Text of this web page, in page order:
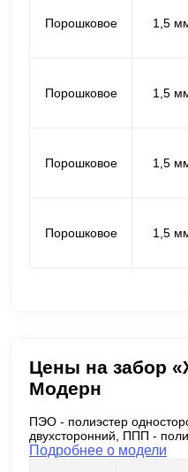
Порошковое 1,5
Порошковое 1,5
Порошковое 1,5
Порошковое 1,5
Цены на забор
Модерн
ПЭО - полиэстер
двухсторонний, ППП -
Подробнее о модели